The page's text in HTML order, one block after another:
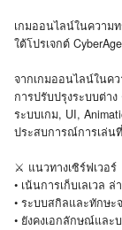
เกมออนไลน์ในความ
ใต้โปรเจกต์
จากเกมออนไลน์ในค
การปรับปรุงระบบต่า
ระบบเกม, UI,
ประสบการณ์การเล่น
⚔️ แนวทางเซิร์ฟเวอร์
• เน้นการเก็บเลเวล
• ระบบสกิลและทักษ
• ยังคงเอกลักษณ์และ